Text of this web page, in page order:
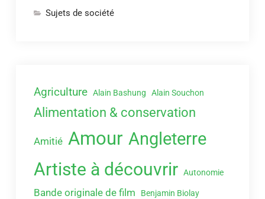
Sujets de société
Agriculture Alain Bashung Alain Souchon
Alimentation & conservation
Amitié Amour Angleterre
Artiste à découvrir Autonomie
Bande originale de film Benjamin Biolay